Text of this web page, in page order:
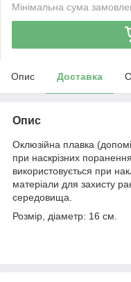
Мінімальна сума
Опис Доставка
Опис
Оклюзійна плавка
при наскрізних
використовується при
матеріали для захисту
середовища.
Розмір, діаметр: 16 см.